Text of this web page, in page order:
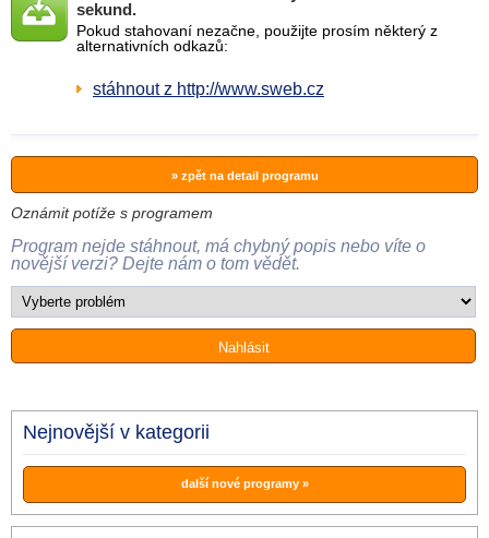
sekund.
Pokud stahovaní nezačne, použijte prosím některý z
alternativních odkazů:
stáhnout z http://www.sweb.cz
» zpět na detail programu
Oznámit potíže s programem
Program nejde stáhnout, má chybný popis nebo víte o
novější verzi? Dejte nám o tom vědět.
Nejnovější v kategorii
další nové programy »